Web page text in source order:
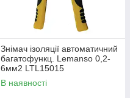
Знімач ізоляції автоматичний
багатофункц. Lemanso 0,2-
6мм2 LTL15015
В наявності